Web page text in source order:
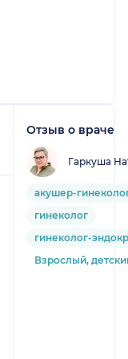
Отзыв о враче
Гаркуша
акушер-
гинеколог
гинеколог-
Взрослый,